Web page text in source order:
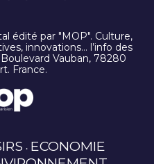
édité par "MOP". Culture,
innovations… l’info des
Vauban, 78280
France.
ECONOMIE